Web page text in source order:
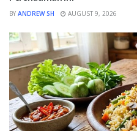
BY ANDREW SH AUGUST 9, 2026